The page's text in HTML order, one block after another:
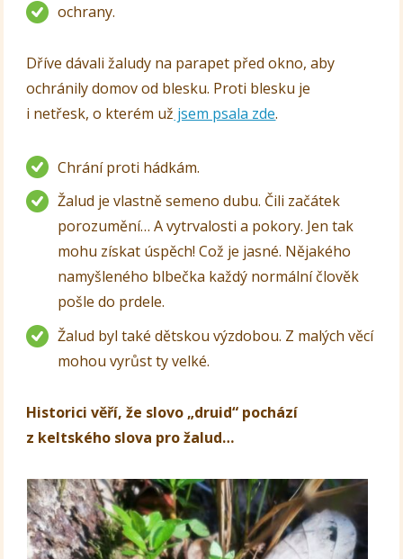
ochrany.
Dříve dávali žaludy na parapet před okno, aby
ochránily domov od blesku. Proti blesku je
i netřesk, o kterém už jsem psala zde.
Chrání proti hádkám.
Žalud je vlastně semeno dubu. Čili začátek
porozumění… A vytrvalosti a pokory. Jen tak
mohu získat úspěch! Což je jasné. Nějakého
namyšleného blbečka každý normální člověk
pošle do prdele.
Žalud byl také dětskou výzdobou. Z malých věcí
mohou vyrůst ty velké.
Historici věří, že slovo „druid“ pochází
z keltského slova pro žalud…